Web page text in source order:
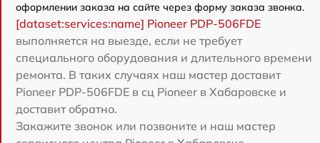
оформлении заказа на сайте через форму заказа звонка.
[dataset:services:name] Pioneer PDP-506FDE
выполняется на выезде, если не требует
специального оборудования и длительного времени
ремонта. В таких случаях наш мастер доставит
Pioneer PDP-506FDE в сц Pioneer в Хабаровске и
доставит обратно.
Закажите звонок или позвоните и наш мастер